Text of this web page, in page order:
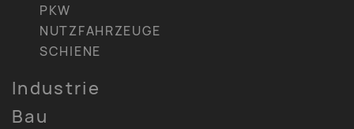
PKW
NUTZFAHRZEUGE
SCHIENE
Industrie
Bau